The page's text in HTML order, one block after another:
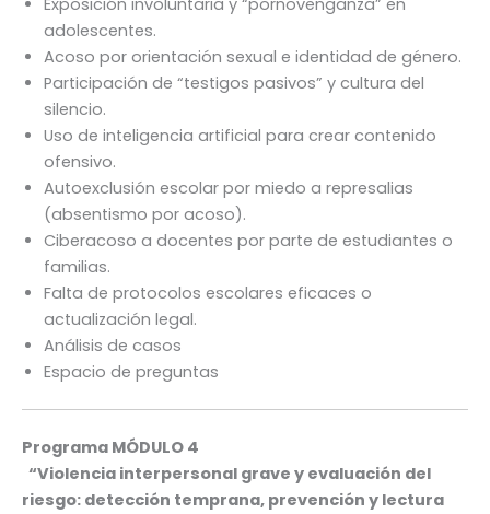
Exposición involuntaria y “pornovenganza” en
adolescentes.
Acoso por orientación sexual e identidad de género.
Participación de “testigos pasivos” y cultura del
silencio.
Uso de inteligencia artificial para crear contenido
ofensivo.
Autoexclusión escolar por miedo a represalias
(absentismo por acoso).
Ciberacoso a docentes por parte de estudiantes o
familias.
Falta de protocolos escolares eficaces o
actualización legal.
Análisis de casos
Espacio de preguntas
Programa MÓDULO 4
“Violencia interpersonal grave y evaluación del
riesgo: detección temprana, prevención y lectura